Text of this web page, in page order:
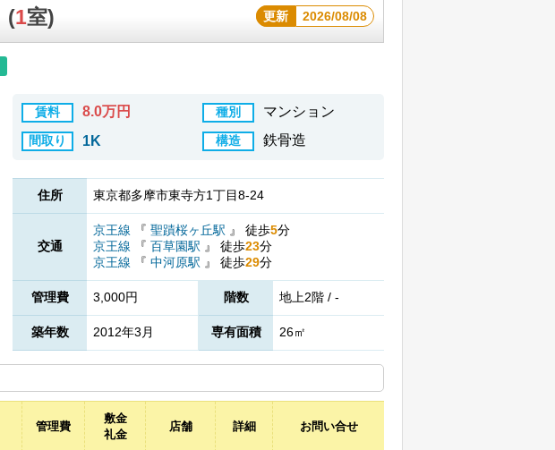
(1室) 更新 2026/08/08
賃料 8.0万円 種別 マンション
間取り 1K 構造 鉄骨造
住所 東京都多摩市東寺方1丁目8-24
交通
京王線 『 聖蹟桜ヶ丘駅 』 徒歩5分
京王線
『 百草園駅 』 徒歩23分
京王線
『 中河原駅 』 徒歩29分
管理費 3,000円 階数 地上2階 / -
築年数 2012年3月 専有面積 26㎡
管理費
敷金
礼金
店舗 詳細 お問い合せ